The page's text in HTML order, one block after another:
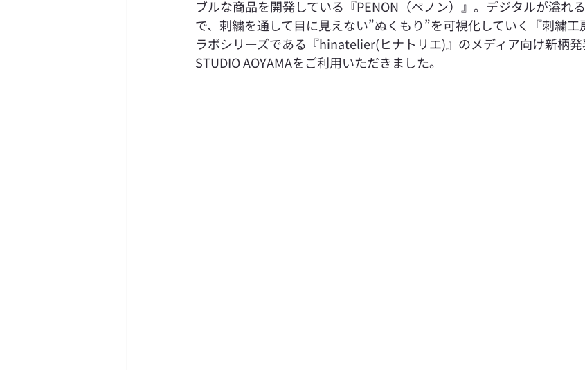
ブルな商品を開発している『PENON（ペノン）』。デジタルが溢れ
で、刺繍を通して目に見えない”ぬくもり”を可視化していく『刺繍
ラボシリーズである『hinatelier(ヒナトリエ)』のメディア向け新柄
STUDIO AOYAMAをご利用いただきました。